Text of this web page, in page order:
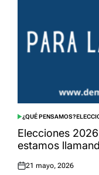
POSTED
IN
¿QUÉ PENSAMOS?
Elecciones
estamos
Posted
21 mayo, 2026